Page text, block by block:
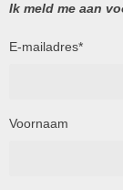
Ik meld me aan
E-mailadres*
Voornaam